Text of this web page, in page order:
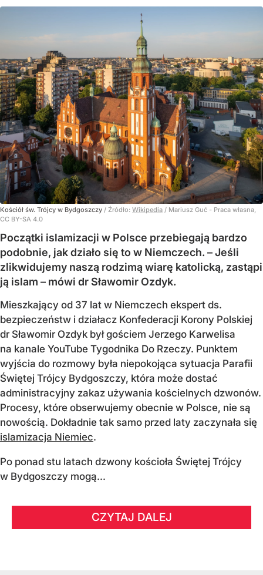
Kościół św. Trójcy w Bydgoszczy / Źródło: Wikipedia / Mariusz Guć - Praca własna,
CC BY-SA 4.0
Początki islamizacji w Polsce przebiegają bardzo
podobnie, jak działo się to w Niemczech. – Jeśli
zlikwidujemy naszą rodzimą wiarę katolicką, zastąpi
ją islam – mówi dr Sławomir Ozdyk.
Mieszkający od 37 lat w Niemczech ekspert ds.
bezpieczeństw i działacz Konfederacji Korony Polskiej
dr Sławomir Ozdyk był gościem Jerzego Karwelisa
na kanale YouTube Tygodnika Do Rzeczy. Punktem
wyjścia do rozmowy była niepokojąca sytuacja Parafii
Świętej Trójcy Bydgoszczy, która może dostać
administracyjny zakaz używania kościelnych dzwonów.
Procesy, które obserwujemy obecnie w Polsce, nie są
nowością. Dokładnie tak samo przed laty zaczynała się
islamizacja Niemiec.
Po ponad stu latach dzwony kościoła Świętej Trójcy
w Bydgoszczy mogą...
CZYTAJ DALEJ